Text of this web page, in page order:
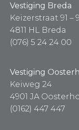
Vestiging Breda
Keizerstraat 91 –
4811 HL Breda
(076) 5 24 24 00
Vestiging
Keiweg 24
4901 JA
(0162) 447 447